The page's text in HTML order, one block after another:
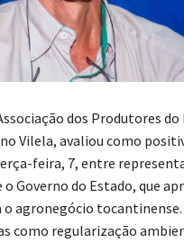
dos Produtores do
Vilela, avaliou como
feira, 7, entre
Governo do Estado, que
o agronegócio
como regularização